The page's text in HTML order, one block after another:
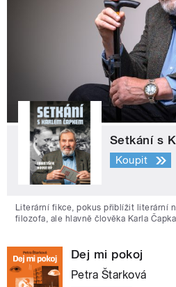
Setkání s
Koupit
Literární fikce, pokus přiblížit literární
filozofa, ale hlavně člověka Karla
Dej mi pokoj
Petra Štarková